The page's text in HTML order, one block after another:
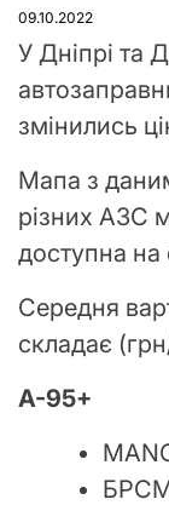
09.10.2022
У Дніпрі та
змінились
Мапа з
різних АЗС
доступна на
Середня
складає
A-95+